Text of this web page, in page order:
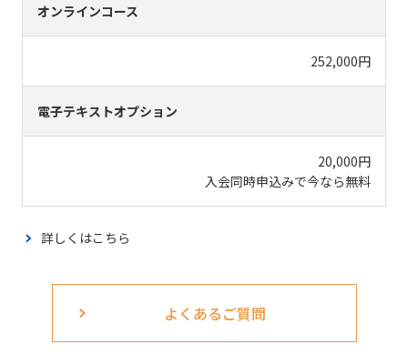
オンラインコース
252,000円
電子テキストオプション
20,000円
入会同時申込みで今なら無料
詳しくはこちら
よくあるご質問